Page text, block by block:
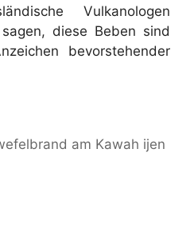
Vulkanologen
diese Beben sind
bevorstehender
am Kawah ijen